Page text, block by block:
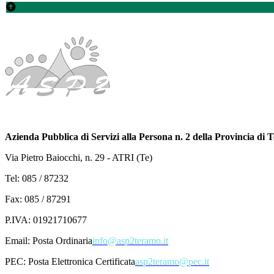
Azienda Pubblica di Servizi alla Persona n. 2 della Provincia di
Via Pietro Baiocchi, n. 29 - ATRI (Te)
Tel: 085 / 87232
Fax: 085 / 87291
P.IVA: 01921710677
Email: Posta Ordinariainfo@asp2teramo.it
PEC: Posta Elettronica Certificataasp2teramo@pec.it